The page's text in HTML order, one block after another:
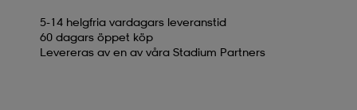
5-14 helgfria vardagars leveranstid
60 dagars öppet köp
Levereras av en av våra Stadium Partners